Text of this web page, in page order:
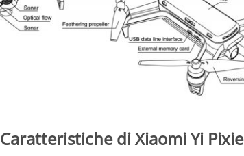
Caratteristiche di Xiaomi Yi Pixie